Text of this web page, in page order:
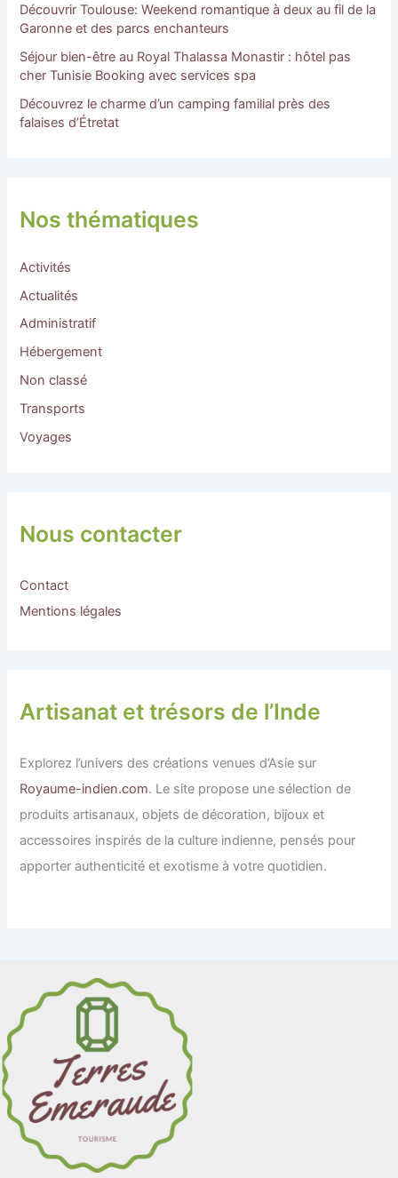
Découvrir Toulouse: Weekend romantique à deux au fil de la
Garonne et des parcs enchanteurs
Séjour bien-être au Royal Thalassa Monastir : hôtel pas
cher Tunisie Booking avec services spa
Découvrez le charme d’un camping familial près des
falaises d’Étretat
Nos thématiques
Activités
Actualités
Administratif
Hébergement
Non classé
Transports
Voyages
Nous contacter
Contact
Mentions légales
Artisanat et trésors de l’Inde
Explorez l’univers des créations venues d’Asie sur
Royaume-indien.com. Le site propose une sélection de
produits artisanaux, objets de décoration, bijoux et
accessoires inspirés de la culture indienne, pensés pour
apporter authenticité et exotisme à votre quotidien.